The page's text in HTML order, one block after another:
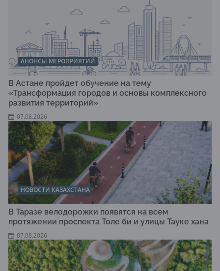
АНОНСЫ МЕРОПРИЯТИЙ
В Астане пройдет обучение на тему
«Трансформация городов и основы комплексного
развития территорий»
07.08.2026
НОВОСТИ КАЗАХСТАНА
В Таразе велодорожки появятся на всем
протяжении проспекта Толе би и улицы Тауке хана
07.08.2026